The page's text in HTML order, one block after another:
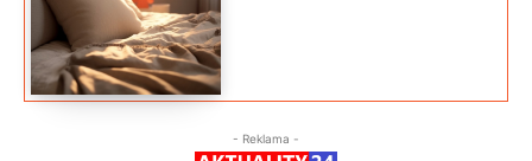
- Reklama -